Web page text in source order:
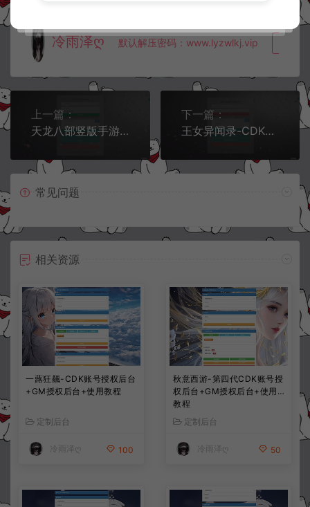
冷雨泽ღ 默认解压密码：www.lyzwlkj.vip
上一篇：
天龙八部竖版手游-通配CDK账号授权后台+GM授权后台+使用教程
下一篇：
王女异闻录-CDK角色名授权后台+GM授权后台+使用教程
常见问题
相关资源
一蕗狂飆-CDK账号授权后台
+GM授权后台+使用教程
定制后台
冷雨泽ღ 100
秋意西游-第四代CDK账号授
权后台+GM授权后台+使用
教程
定制后台
冷雨泽ღ 50